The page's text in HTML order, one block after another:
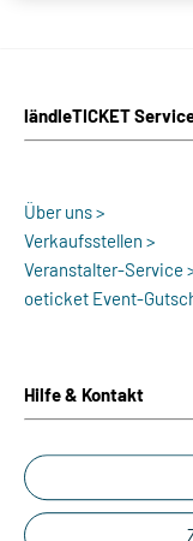
ländleTICKET
Über uns >
Verkaufsstellen >
Veranstalter-Service
oeticket Event-
Hilfe & Kontakt